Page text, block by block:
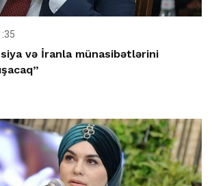
və İranla münasibətlərini